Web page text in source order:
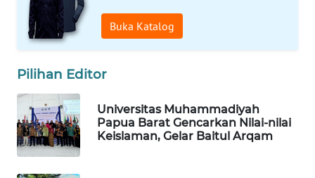
Buka Katalog
Pilihan Editor
Universitas Muhammadiyah
Papua Barat Gencarkan Nilai-nilai
Keislaman, Gelar Baitul Arqam
ID
ENERGI
NEWS
CILEUNGSI
NEWS
BERKAT
NEWS